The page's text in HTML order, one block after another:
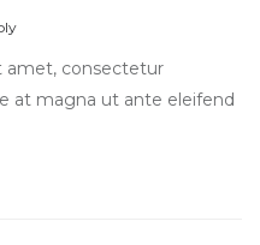
amet, consectetur
at magna ut ante eleifend